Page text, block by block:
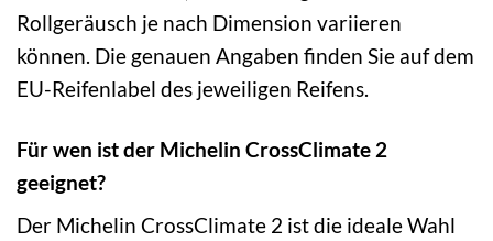
Rollgeräusch je nach Dimension variieren
können. Die genauen Angaben finden Sie auf dem
EU-Reifenlabel des jeweiligen Reifens.
Für wen ist der Michelin CrossClimate 2
geeignet?
Der Michelin CrossClimate 2 ist die ideale Wahl